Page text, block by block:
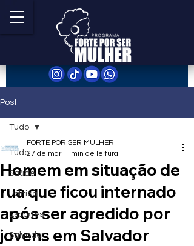
Post
Tudo
Saúde
Política
Esportes
Salvador
Tudo
Homem em situação de
rua que ficou internado
após ser agredido por
jovens em Salvador
FORTE POR SER MULHER
27 de mar. 1 min de leitura